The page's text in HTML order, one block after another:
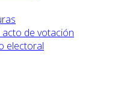
acto de votación
electoral